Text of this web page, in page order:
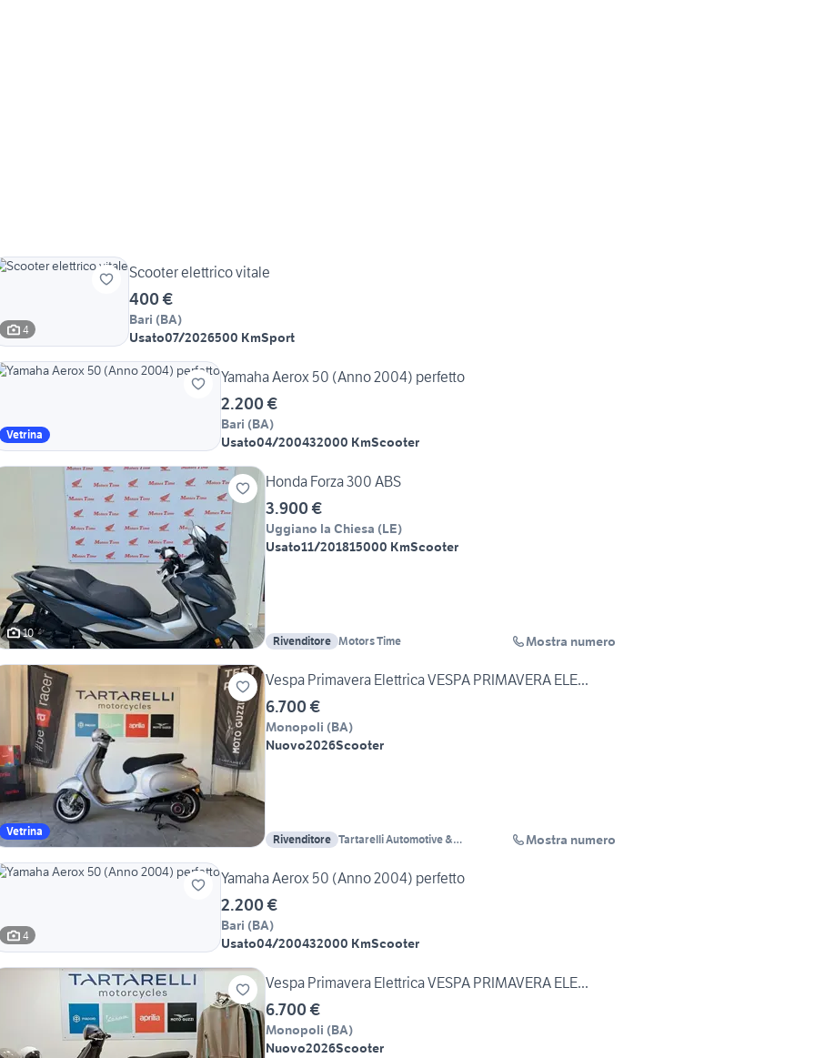
4
Scooter elettrico vitale
400 €
Bari (BA)
Usato07/2026500 KmSport
Vetrina
Yamaha Aerox 50 (Anno 2004) perfetto
2.200 €
Bari (BA)
Usato04/200432000 KmScooter
10
Honda Forza 300 ABS
3.900 €
Uggiano la Chiesa (LE)
Usato11/201815000 KmScooter
Rivenditore Motors Time Mostra numero
Vetrina
Vespa Primavera Elettrica VESPA PRIMAVERA ELE...
6.700 €
Monopoli (BA)
Nuovo2026Scooter
Rivenditore Tartarelli Automotive &
Mostra numero
4
Yamaha Aerox 50 (Anno 2004) perfetto
2.200 €
Bari (BA)
Usato04/200432000 KmScooter
Vespa Primavera Elettrica VESPA PRIMAVERA ELE...
6.700 €
Monopoli (BA)
Nuovo2026Scooter